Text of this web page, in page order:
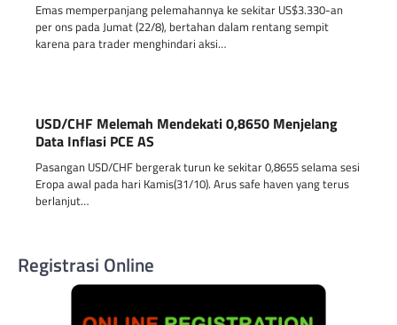
Emas memperpanjang pelemahannya ke sekitar US$3.330-an
per ons pada Jumat (22/8), bertahan dalam rentang sempit
karena para trader menghindari aksi…
USD/CHF Melemah Mendekati 0,8650 Menjelang
Data Inflasi PCE AS
Pasangan USD/CHF bergerak turun ke sekitar 0,8655 selama sesi
Eropa awal pada hari Kamis(31/10). Arus safe haven yang terus
berlanjut…
Registrasi Online